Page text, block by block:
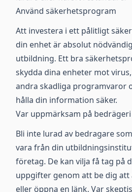
Använd säkerhetsprogram
Att investera i ett pålitligt
din enhet är absolut
utbildning. Ett bra
skydda dina enheter mot
andra skadliga programvaror
hålla din information säker.
Var uppmärksam på bedrägeri
Bli inte lurad av bedragare
vara från din
företag. De kan vilja få tag på
uppgifter genom att be dig
eller öppna en länk. Var